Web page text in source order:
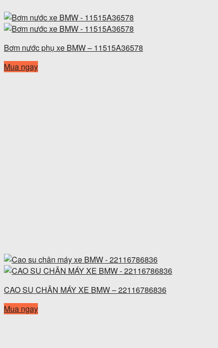
Bơm nước phụ xe BMW – 11515A36578
Mua ngay
CAO SU CHÂN MÁY XE BMW – 22116786836
Mua ngay